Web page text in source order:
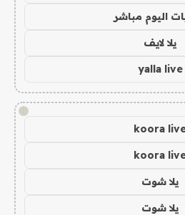
اليوم مباشر
يلا لايف
yalla live
!
koora
koora
يلا شوت
يلا شوت